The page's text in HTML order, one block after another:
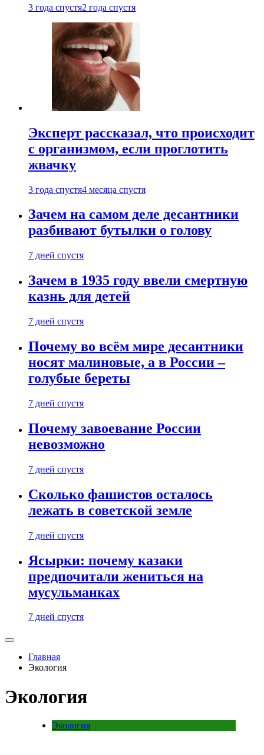
3 года спустя2 года спустя
Эксперт рассказал, что происходит
с организмом, если проглотить
жвачку
3 года спустя4 месяца спустя
Зачем на самом деле десантники
разбивают бутылки о голову
7 дней спустя
Зачем в 1935 году ввели смертную
казнь для детей
7 дней спустя
Почему во всём мире десантники
носят малиновые, а в России –
голубые береты
7 дней спустя
Почему завоевание России
невозможно
7 дней спустя
Сколько фашистов осталось
лежать в советской земле
7 дней спустя
Ясырки: почему казаки
предпочитали жениться на
мусульманках
7 дней спустя
Главная
Экология
Экология
Экология